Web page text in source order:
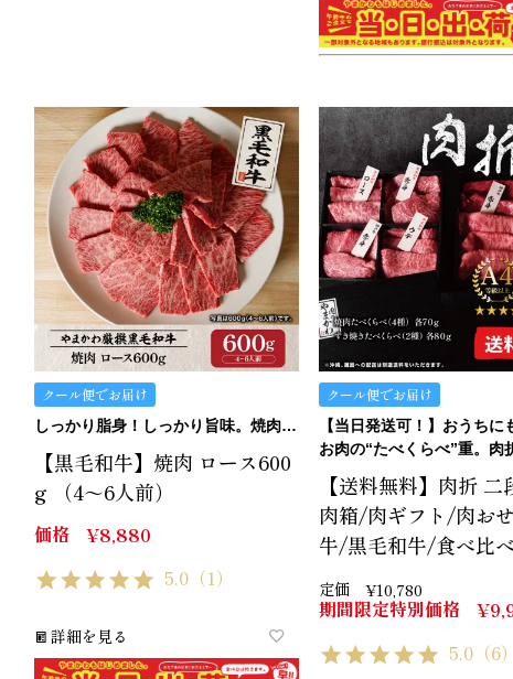
クール便でお届け
しっかり脂身！しっかり旨味。焼肉ロースです。
【黒毛和牛】焼肉 ロース600
g （4～6人前）
価格 ¥8,880
5.0 （1）
詳細を見る
クール便でお届け
お肉の“たべくらべ”重。肉折（
【送料無料】肉折
肉箱/肉ギフト/肉お
牛/黒毛和牛/食べ比べ
定価 ¥10,780
期間限定特別価格 ¥
5.0 （6）